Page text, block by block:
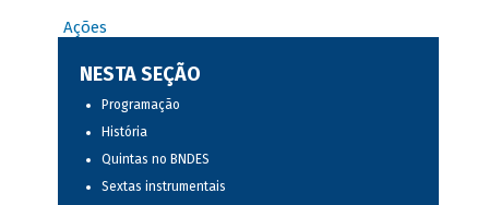
Ações
NESTA SEÇÃO
Programação
História
Quintas no BNDES
Sextas instrumentais